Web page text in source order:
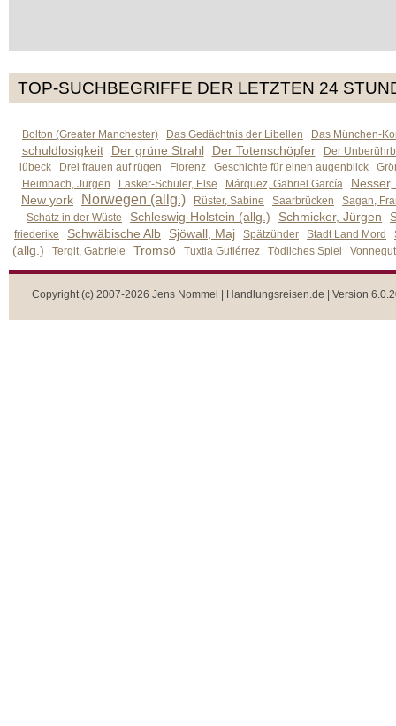
TOP-SUCHBEGRIFFE DER LETZTEN 24
Bolton (Greater Manchester) Das Gedächtnis der Libellen Das München-
schuldlosigkeit Der grüne Strahl Der Totenschöpfer
Der
lübeck
Drei frauen auf rügen Florenz Geschichte für einen augenblick
Heimbach, Jürgen
Lasker-Schüler, Else Márquez, Gabriel García
New york
Norwegen (allg.) Rüster, Sabine Saarbrücken
Sagan,
Schatz in der Wüste
Schleswig-Holstein (allg.) Schmicker, Jürgen
friederike Schwäbische Alb Sjöwall, Maj Spätzünder Stadt Land Mord
(allg.) Tergit, Gabriele Tromsö Tuxtla Gutiérrez Tödliches Spiel
Copyright (c) 2007-2026 Jens Nommel | Handlungsreisen.de | Version